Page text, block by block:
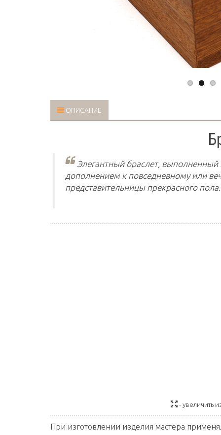
ОПИСАНИЕ
Элегантный браслет, выполненный
дополнением к повседневному или
представительницы прекрасного пола.
- увеличить
При изготовлении изделия мастера